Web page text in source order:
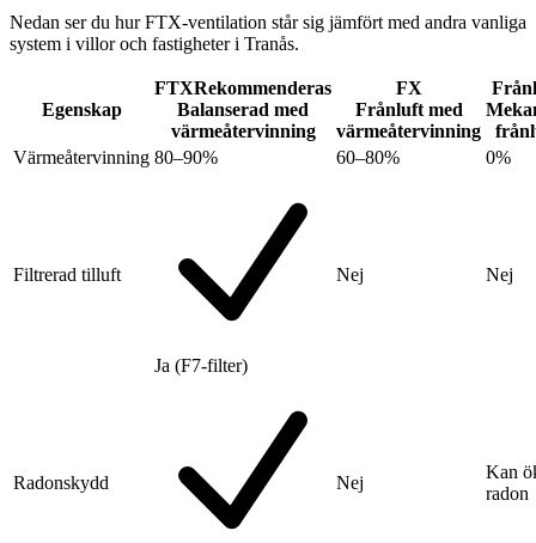
Nedan ser du hur FTX-ventilation står sig jämfört med andra vanliga
system i villor och fastigheter i Tranås.
Egenskap
FTXRekommenderas
Balanserad med
värmeåtervinning
FX
Frånluft med
värmeåtervinning
Värmeåtervinning 80–90% 60–80% 0%
Filtrerad tilluft
Ja (F7-filter)
Nej Nej
Radonskydd Nej
Kan
radon